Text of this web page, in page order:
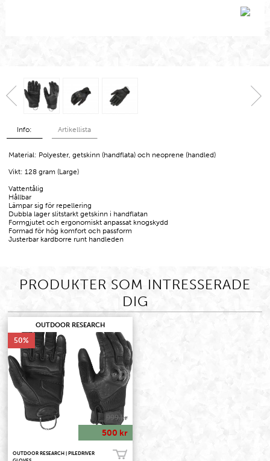
Info: Artikellista
Material: Polyester, getskinn (handflata) och neoprene (handled)
Vikt: 128 gram (Large)
Vattentålig
Hållbar
Lämpar sig för repellering
Dubbla lager slitstarkt getskinn i handflatan
Formgjutet och ergonomiskt anpassat knogskydd
Formad för hög komfort och passform
Justerbar kardborre runt handleden
PRODUKTER SOM INTRESSERADE
DIG
OUTDOOR RESEARCH
50
999 kr
500 kr
OUTDOOR RESEARCH | PILEDRIVER
Köp!